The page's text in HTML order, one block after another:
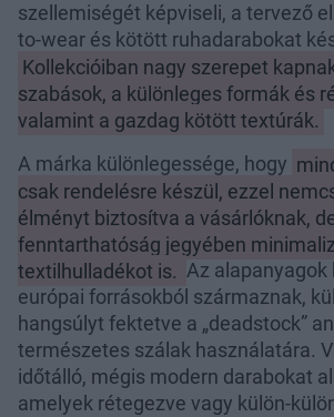
szellemiségét képviseli, a tervező
to-wear és kötött ruhadarabokat
Kollekcióiban nagy szerepet
szabások, a különleges formák és
valamint a gazdag kötött textúrák.
A márka különlegessége, hogy
csak rendelésre készül, ezzel
élményt biztosítva a vásárlóknak,
fenntarthatóság jegyében
textilhulladékot is.
Az alapanyagok
európai forrásokból származnak,
hangsúlyt fektetve a „deadstock”
természetes szálak használatára.
időtálló, mégis modern darabokat
amelyek rétegezve vagy külön-